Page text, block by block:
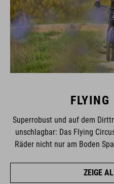
FLYING
Superrobust und auf dem
unschlagbar: Das Flying
Räder nicht nur am Boden
ZEIGE